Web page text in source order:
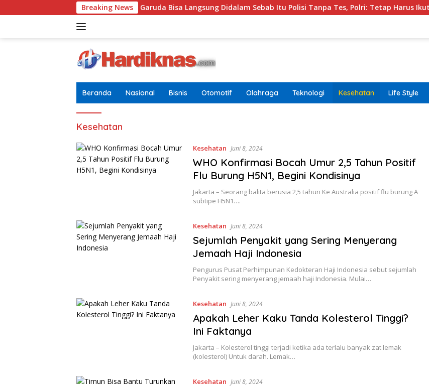
ke
Breaking News
Sebut Sertifikat Pramuka Garuda Bisa Langsung Didalam Sebab Itu Polisi Tanpa Tes, Polri: Tetap Harus Ikuti Seleksi
Beranda Nasional Bisnis Otomotif Olahraga Teknologi Kesehatan Life Style
Kesehatan
Kesehatan Juni 8, 2024
WHO Konfirmasi Bocah Umur 2,5 Tahun Positif
Flu Burung H5N1, Begini Kondisinya
Jakarta – Seorang balita berusia 2,5 tahun Ke Australia positif flu burung A
subtipe H5N1….
Kesehatan Juni 8, 2024
Sejumlah Penyakit yang Sering Menyerang
Jemaah Haji Indonesia
Pengurus Pusat Perhimpunan Kedokteran Haji Indonesia sebut sejumlah
Penyakit sering menyerang jemaah haji Indonesia. Mulai…
Kesehatan Juni 8, 2024
Apakah Leher Kaku Tanda Kolesterol Tinggi?
Ini Faktanya
Jakarta – Kolesterol tinggi terjadi ketika ada terlalu banyak zat lemak
(kolesterol) Untuk darah. Lemak…
Kesehatan Juni 8, 2024